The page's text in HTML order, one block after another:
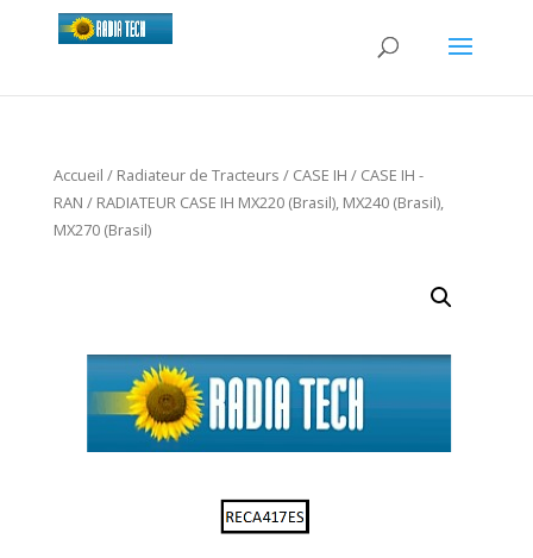
Accueil / Radiateur de Tracteurs / CASE IH / CASE IH -
RAN / RADIATEUR CASE IH MX220 (Brasil), MX240 (Brasil),
MX270 (Brasil)